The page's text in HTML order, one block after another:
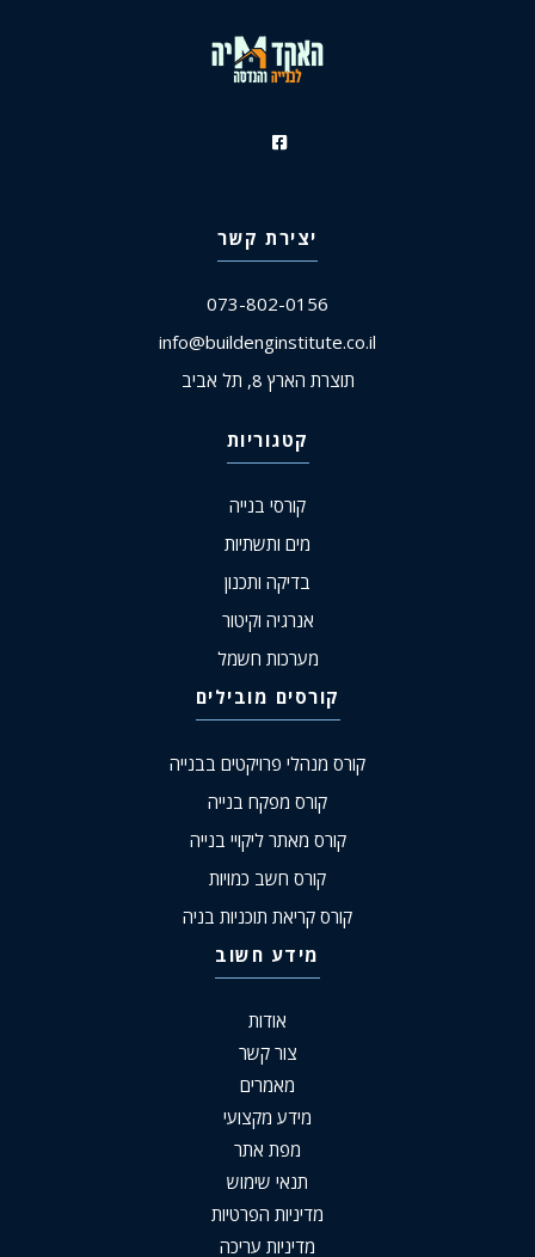
יצירת קשר
073-802-0156
info@buildenginstitute.co.il
תוצרת הארץ 8, תל אביב
קטגוריות
קורסי בנייה
מים ותשתיות
בדיקה ותכנון
אנרגיה וקיטור
מערכות חשמל
קורסים מובילים
קורס מנהלי פרויקטים בבנייה
קורס מפקח בנייה
קורס מאתר ליקויי בנייה
קורס חשב כמויות
קורס קריאת תוכניות בניה
מידע חשוב
אודות
צור קשר
מאמרים
מידע מקצועי
מפת אתר
תנאי שימוש
מדיניות הפרטיות
מדיניות עריכה